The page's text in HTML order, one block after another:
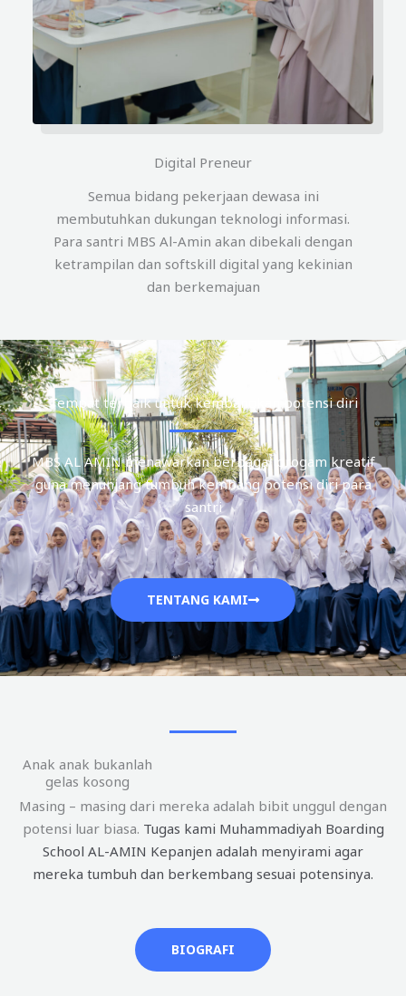
Digital Preneur
Semua bidang pekerjaan dewasa ini
membutuhkan dukungan teknologi informasi.
Para santri MBS Al-Amin akan dibekali dengan
ketrampilan dan softskill digital yang kekinian
dan berkemajuan
Tempat terbaik untuk kembangkan potensi diri
MBS AL AMIN menawarkan berbagai progam kreatif
guna menunjang tumbuh kembang potensi diri para
santri
TENTANG KAMI
Anak anak bukanlah
gelas kosong
Masing – masing dari mereka adalah bibit unggul dengan
potensi luar biasa. Tugas kami Muhammadiyah Boarding
School AL-AMIN Kepanjen adalah menyirami agar
mereka tumbuh dan berkembang sesuai potensinya.
BIOGRAFI